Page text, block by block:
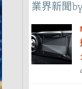
業界新聞